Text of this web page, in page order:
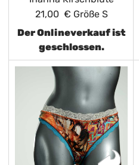
21,00 € Größe S
Der Onlineverkauf ist
geschlossen.